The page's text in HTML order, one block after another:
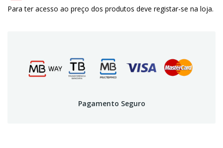
Para ter acesso ao preço dos produtos deve registar-se na loja.
Pagamento Seguro